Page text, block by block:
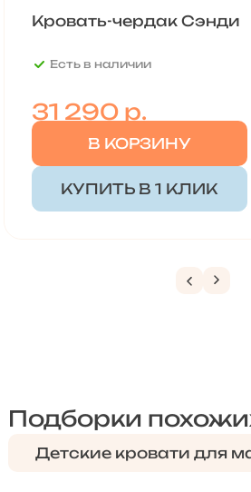
Кровать-чердак Сэнди
Есть в наличии
31 290р.
В КОРЗИНУ
КУПИТЬ В 1 КЛИК
Подборки
Детские кровати для